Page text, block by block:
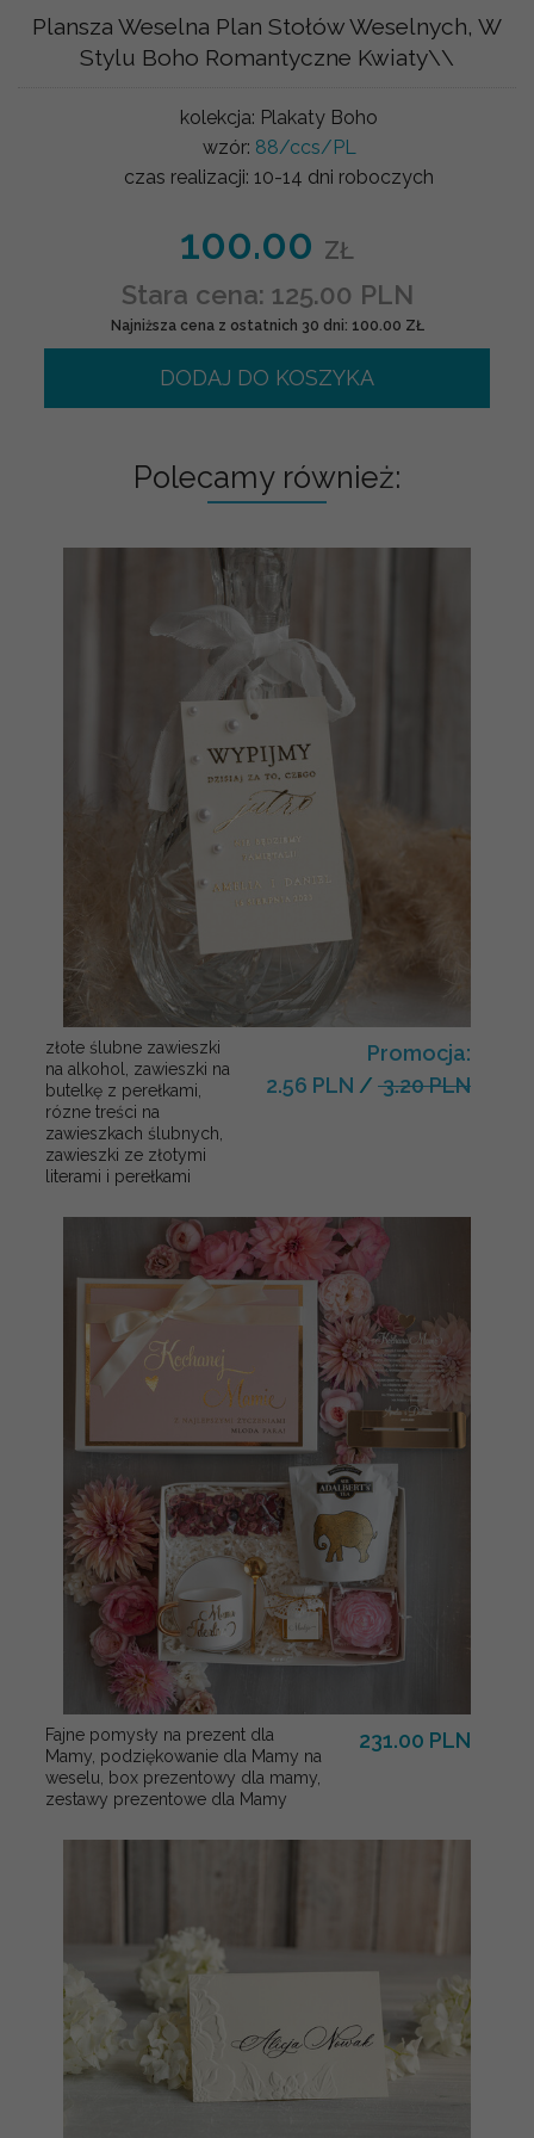
Plansza Weselna Plan Stołów Weselnych, W
Stylu Boho Romantyczne Kwiaty\\
kolekcja: Plakaty Boho
wzór: 88/ccs/PL
czas realizacji: 10-14 dni roboczych
100.00 ZŁ
Stara cena: 125.00 PLN
Najniższa cena z ostatnich 30 dni: 100.00 ZŁ
DODAJ DO KOSZYKA
Polecamy również:
złote ślubne zawieszki
na alkohol, zawieszki na
butelkę z perełkami,
rózne treści na
zawieszkach ślubnych,
zawieszki ze złotymi
literami i perełkami
Promocja:
2.56 PLN / 3.20 PLN
Fajne pomysły na prezent dla
Mamy, podziękowanie dla Mamy na
weselu, box prezentowy dla mamy,
zestawy prezentowe dla Mamy
231.00 PLN